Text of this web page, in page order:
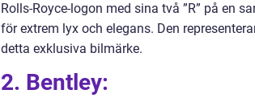
Rolls-Royce-logon med sina två ”R” på en
för extrem lyx och elegans. Den
detta exklusiva bilmärke.
2. Bentley: